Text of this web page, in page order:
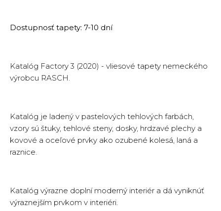
Dostupnosť tapety: 7-10 dní
Katalóg Factory 3 (2020) - vliesové tapety nemeckého
výrobcu RASCH.
Katalóg je ladený v pastelových tehlových farbách,
vzory sú štuky, tehlové steny, dosky, hrdzavé plechy a
kovové a oceľové prvky ako ozubené kolesá, laná a
raznice.
Katalóg výrazne doplní moderný interiér a dá vyniknúť
výraznejším prvkom v interiéri.